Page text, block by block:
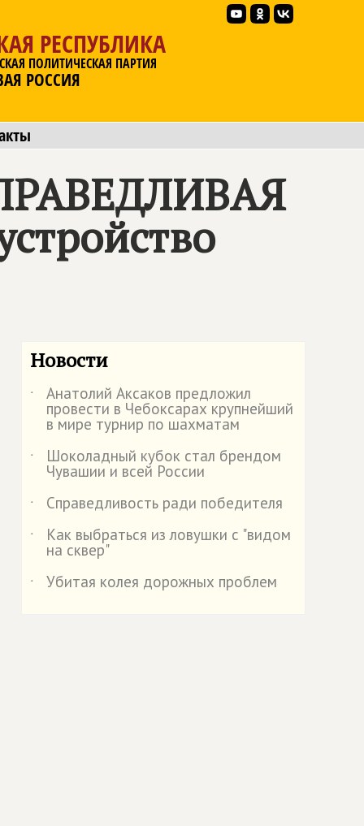
РЕСПУБЛИКА
ПОЛИТИЧЕСКАЯ ПАРТИЯ
РОССИЯ
Новости
˙ Анатолий Аксаков предложил
провести в Чебоксарах крупнейший
в мире турнир по шахматам
˙
Шоколадный кубок стал брендом
Чувашии и всей России
˙
Справедливость ради победителя
˙
Как выбраться из ловушки с "видом
на сквер"
˙
Убитая колея дорожных проблем